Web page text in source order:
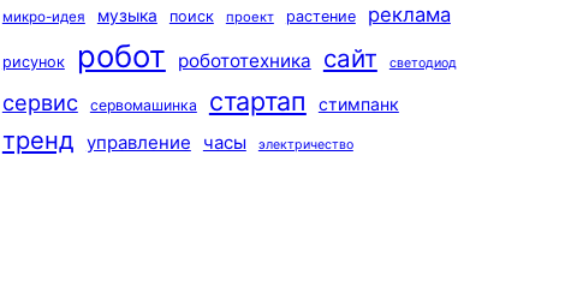
микро-идея музыка поиск проект растение реклама
рисунок робот робототехника сайт светодиод
сервис сервомашинка стартап стимпанк
тренд управление часы электричество